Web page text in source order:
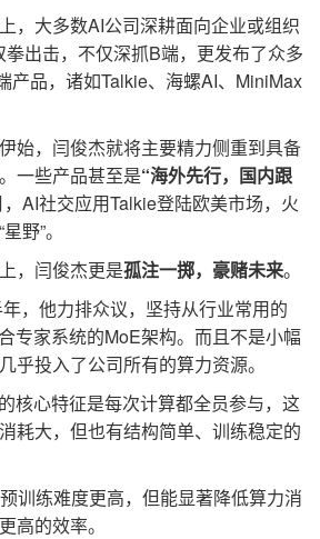
大多数AI公司深耕面向企业或组织
出击，不仅深抓B端，更发布了众多
产品，诸如Talkie、海螺AI、MiniMax
，闫俊杰就将主要精力侧重到具备
一些产品甚至是“海外先行，国内跟
AI社交应用Talkie登陆欧美市场，火
野”。
闫俊杰更是孤注一掷，豪赌未来。
他力排众议，坚持从行业常用的
专家系统的MoE架构。而且不是小幅
乎投入了公司所有的算力资源。
心特征是每次计算都全员参与，这
耗大，但也有结构简单、训练稳定的
练难度更高，但能显著降低算力消
高的效率。